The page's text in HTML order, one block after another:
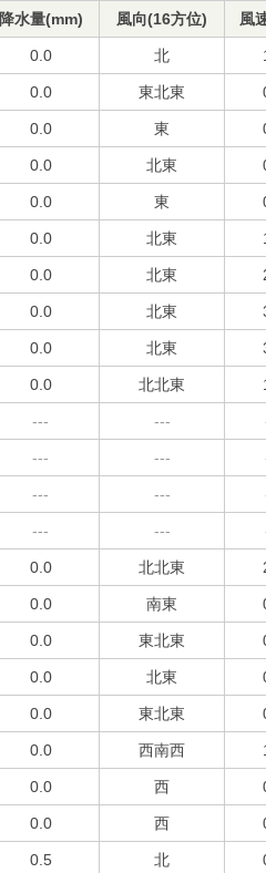
降水量(mm) 風向(16方位) 風
0.0 北
0.0 東北東
0.0 東
0.0 北東
0.0 東
0.0 北東
0.0 北東
0.0 北東
0.0 北東
0.0 北北東
--- ---
--- ---
--- ---
--- ---
0.0 北北東
0.0 南東
0.0 東北東
0.0 北東
0.0 東北東
0.0 西南西
0.0 西
0.0 西
0.5 北